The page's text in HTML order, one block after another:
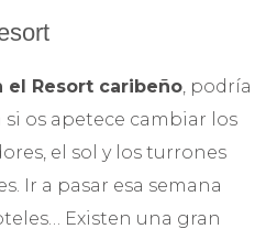
el Resort caribeño, podría
os apetece cambiar los
el sol y los turrones
Ir a pasar esa semana
Existen una gran